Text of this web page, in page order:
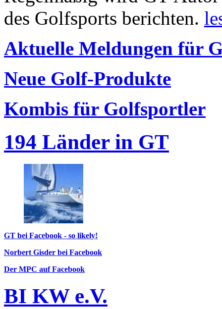
des Golfsports berichten.
Aktuelle Meldungen für
Neue Golf-Produkte
Kombis für Golfsportler
194 Länder in GT
GT bei Facebook - so likely!
Norbert Gisder bei Facebook
Der MPC auf Facebook
BI KW e.V.